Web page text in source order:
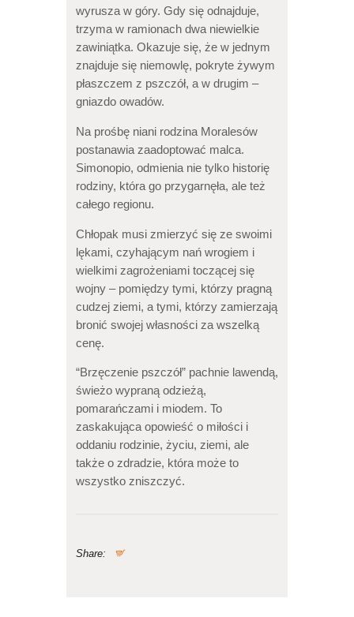
wyrusza w góry. Gdy się odnajduje,
trzyma w ramionach dwa niewielkie
zawiniątka. Okazuje się, że w jednym
znajduje się niemowlę, pokryte żywym
płaszczem z pszczół, a w drugim –
gniazdo owadów.
Na prośbę niani rodzina Moralesów
postanawia zaadoptować malca.
Simonopio, odmienia nie tylko historię
rodziny, która go przygarnęła, ale też
całego regionu.
Chłopak musi zmierzyć się ze swoimi
lękami, czyhającym nań wrogiem i
wielkimi zagrożeniami toczącej się
wojny – pomiędzy tymi, którzy pragną
cudzej ziemi, a tymi, którzy zamierzają
bronić swojej własności za wszelką
cenę.
“Brzęczenie pszczół” pachnie lawendą,
świeżo wypraną odzieżą,
pomarańczami i miodem. To
zaskakująca opowieść o miłości i
oddaniu rodzinie, życiu, ziemi, ale
także o zdradzie, która może to
wszystko zniszczyć.
Share: